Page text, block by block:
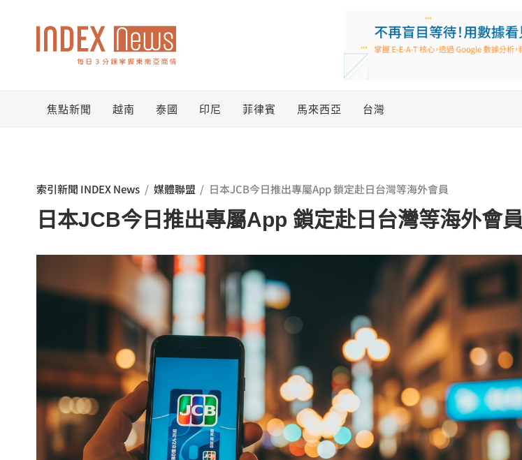
焦點新聞 越南 泰國 印尼 菲律賓 馬來西亞 台灣
索引新聞 INDEX News / 媒體聯盟 / 日本JCB今日推出專屬App 鎖定赴日台灣等海外會員
日本JCB今日推出專屬App 鎖定赴日台灣等海外會員